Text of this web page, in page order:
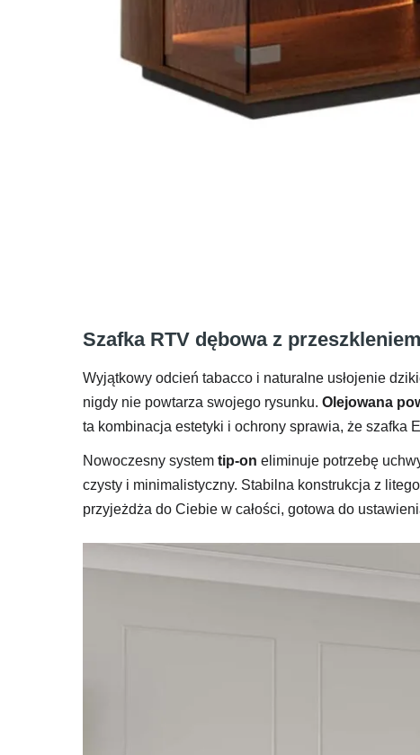
Szafka RTV dębowa z
Wyjątkowy odcień tabacco i naturalne usłojenie
nigdy nie powtarza swojego rysunku. Olejowana
ta kombinacja estetyki i ochrony sprawia, że szafka
Nowoczesny system tip-on eliminuje potrzebę
czysty i minimalistyczny. Stabilna konstrukcja z
przyjeżdża do Ciebie w całości, gotowa do